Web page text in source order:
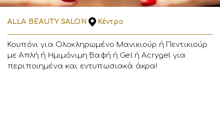
ALLA BEAUTY SALON Κέντρο
Κουπόνι για Ολοκληρωμένο Μανικιούρ ή Πεντικιούρ
με Απλή ή Ημιμόνιμη Βαφή ή Gel ή Acrygel για
περιποιημένα και εντυπωσιακά άκρα!